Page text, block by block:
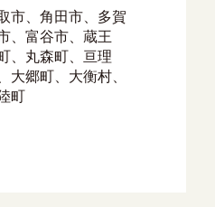
市、角田市、多賀
、富谷市、蔵王
、丸森町、亘理
郷町、大衡村、
町